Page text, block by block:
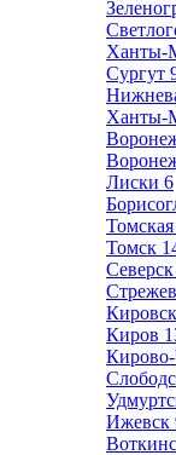
Ханты-
Сургут
Ханты-
Лиски 6
Томская
Томск
Северск
Киров
Ижевск